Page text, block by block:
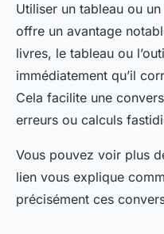
Utiliser un tableau ou
offre un avantage
livres, le tableau ou
immédiatement qu’il
Cela facilite une
erreurs ou calculs
Vous pouvez voir plus
lien vous explique
précisément ces